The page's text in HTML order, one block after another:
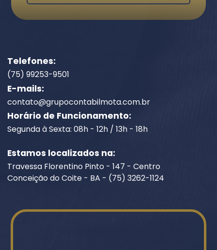
Telefones:
(75) 99253-9501
E-mails:
contato@grupocontabilmota.com.br
Horário de Funcionamento:
Segunda à Sexta: 08h - 12h / 13h - 18h
Estamos localizados na:
Travessa Florentino Pinto - 147 - Centro
Conceição do Coite - BA - (75) 3262-1124